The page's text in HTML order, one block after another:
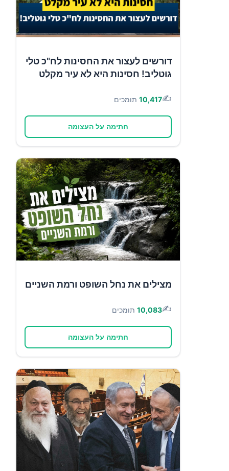
דורשים לעצור את החסינות לח"כ טלי
גוטליב! חסינות היא לא עיר מקלט
✍️
10,417 תומכים
חתימה על העצומה
מצילים את נחל השופט ורמת השניים
✍️
10,083 תומכים
חתימה על העצומה